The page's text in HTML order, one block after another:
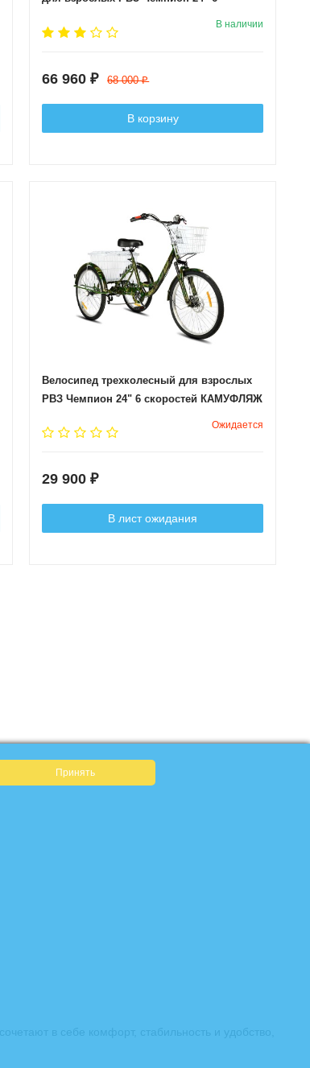
В наличии
66 960₽ 68 000₽
В корзину
Велосипед трехколесный для взрослых
РВЗ Чемпион 24" 6 скоростей КАМУФЛЯЖ
Ожидается
29 900₽
В лист ожидания